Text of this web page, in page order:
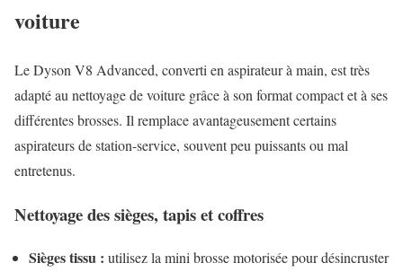
voiture
Le Dyson V8 Advanced, converti en aspirateur à main, est très
adapté au nettoyage de voiture grâce à son format compact et à ses
différentes brosses. Il remplace avantageusement certains
aspirateurs de station-service, souvent peu puissants ou mal
entretenus.
Nettoyage des sièges, tapis et coffres
Sièges tissu : utilisez la mini brosse motorisée pour désincruster